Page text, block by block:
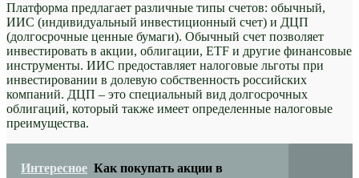
Платформа предлагает различные типы счетов: обычный,
ИИС (индивидуальный инвестиционный счет) и ДЦП
(долгосрочные ценные бумаги). Обычный счет позволяет
инвестировать в акции, облигации, ETF и другие финансовые
инструменты. ИИС предоставляет налоговые льготы при
инвестировании в долевую собственность российских
компаний. ДЦП – это специальный вид долгосрочных
облигаций, который также имеет определенные налоговые
преимущества.
Интересное Как покупать акции в